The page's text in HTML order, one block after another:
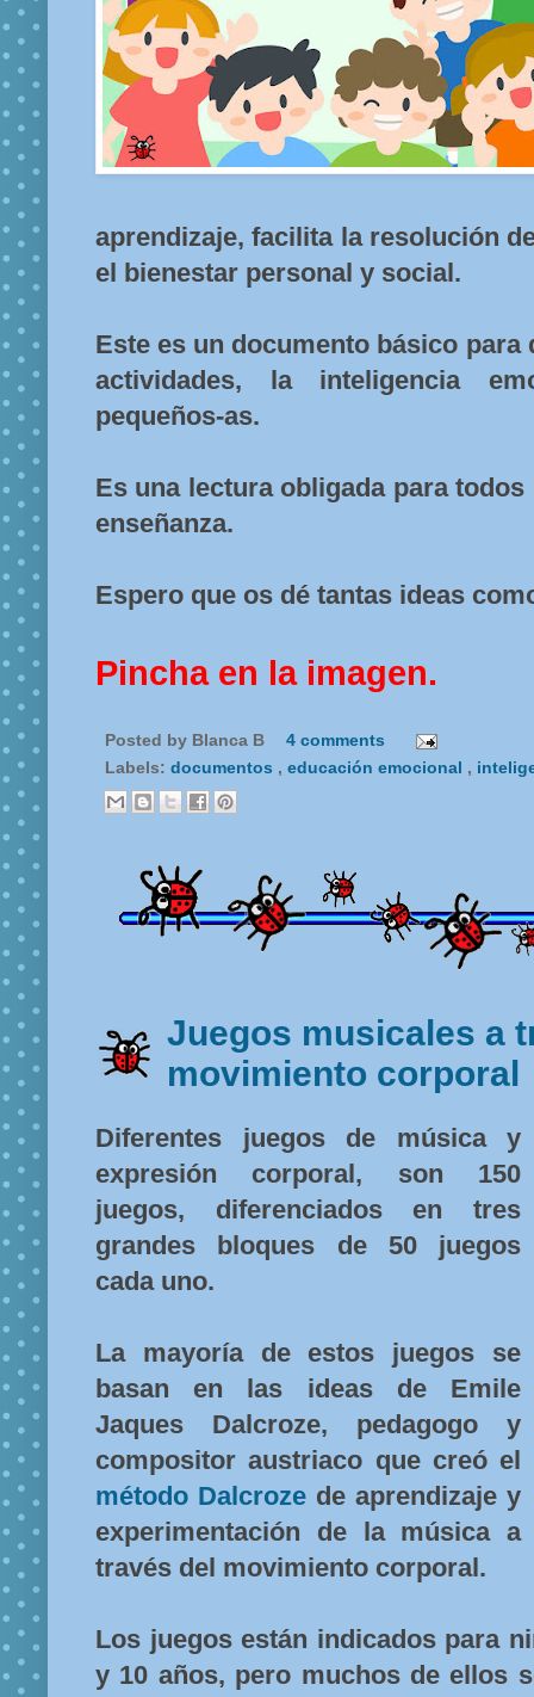
aprendizaje, facilita la resolución
el bienestar personal y social.
Este es un documento básico para
actividades, la inteligencia
pequeños-as.
Es una lectura obligada para
enseñanza.
Espero que os dé tantas ideas
Pincha en la imagen.
Posted by Blanca B
4 comments
Labels: documentos , educación emocional ,
Juegos musicales a
movimiento corporal
Diferentes juegos de música y
expresión corporal, son 150
juegos, diferenciados en tres
grandes bloques de 50 juegos
cada uno.
La mayoría de estos juegos se
basan en las ideas de Emile
Jaques Dalcroze, pedagogo y
compositor austriaco que creó el
método Dalcroze de aprendizaje y
experimentación de la música a
través del movimiento corporal.
Los juegos están indicados para
y 10 años, pero muchos de ellos